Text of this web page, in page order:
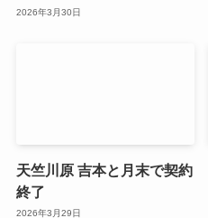
2026年3月30日
天竺川原 吉本と月末で契約
終了
2026年3月29日